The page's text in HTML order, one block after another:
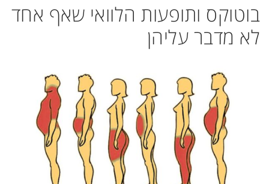
בוטוקס ותופעות הלוואי שאף אחד
לא מדבר עליהן